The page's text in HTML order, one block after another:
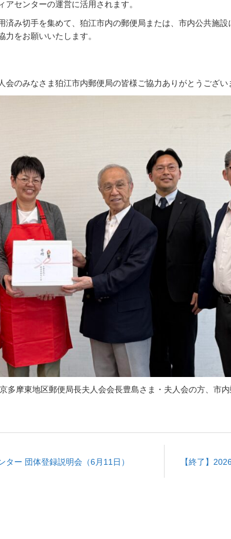
アセンターの運営に活用されます。
み切手を集めて、狛江市内の郵便局または、市内公共施設
力をお願いいたします。
のみなさま狛江市内郵便局の皆様ご協力ありがとうござい
京多摩東地区郵便局長夫人会会長豊島さま・夫人会の方、市
ター 団体登録説明会（6月11日）
【終了】